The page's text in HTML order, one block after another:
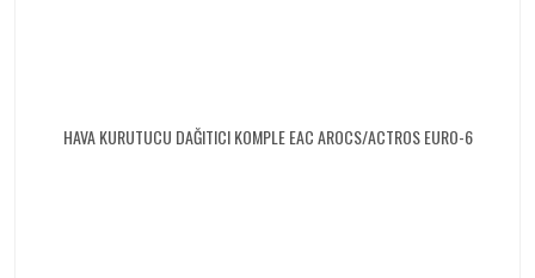
HAVA KURUTUCU DAĞITICI KOMPLE EAC AROCS/ACTROS EURO-6